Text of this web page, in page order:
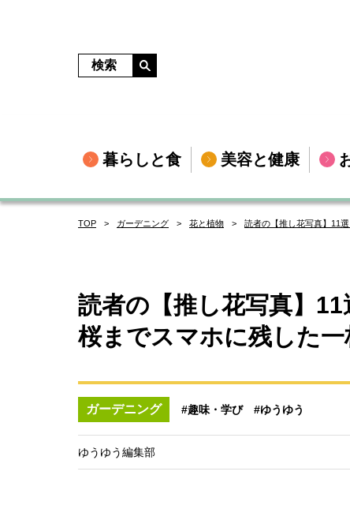
暮らしと食 美容と健康
TOP ガーデニング 花と植物 読者の【推し花写真】11
読者の【推し花写真】11
桜までスマホに残した一
ガーデニング #趣味・学び #ゆうゆう
ゆうゆう編集部